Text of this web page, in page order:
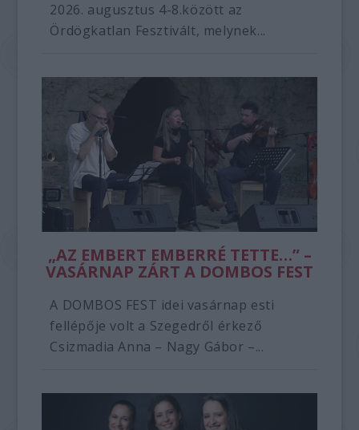
2026. augusztus 4-8.között az
Ördögkatlan Fesztivált, melynek...
„AZ EMBERT EMBERRÉ TETTE…” –
VASÁRNAP ZÁRT A DOMBOS FEST
A DOMBOS FEST idei vasárnap esti
fellépője volt a Szegedről érkező
Csizmadia Anna – Nagy Gábor –...